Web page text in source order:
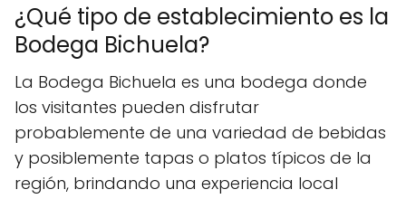
¿Qué tipo de establecimiento es la
Bodega Bichuela?
La Bodega Bichuela es una bodega donde
los visitantes pueden disfrutar
probablemente de una variedad de bebidas
y posiblemente tapas o platos típicos de la
región, brindando una experiencia local